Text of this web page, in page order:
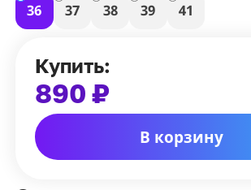
36
37 38 39 41
Купить:
890 ₽
В корзину